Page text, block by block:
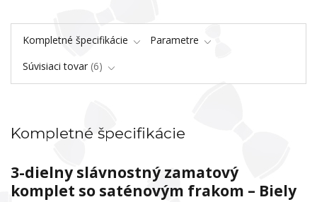
Kompletné špecifikácie
Parametre
Súvisiaci tovar 6
Kompletné špecifikácie
3-dielny slávnostný zamatový
komplet so saténovým frakom – Biely